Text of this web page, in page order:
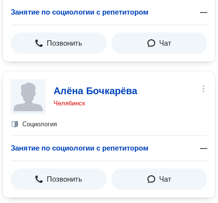
Занятие по социологии с репетитором —
Позвонить Чат
Алёна Бочкарёва
Челябинск
Социология
Занятие по социологии с репетитором —
Позвонить Чат